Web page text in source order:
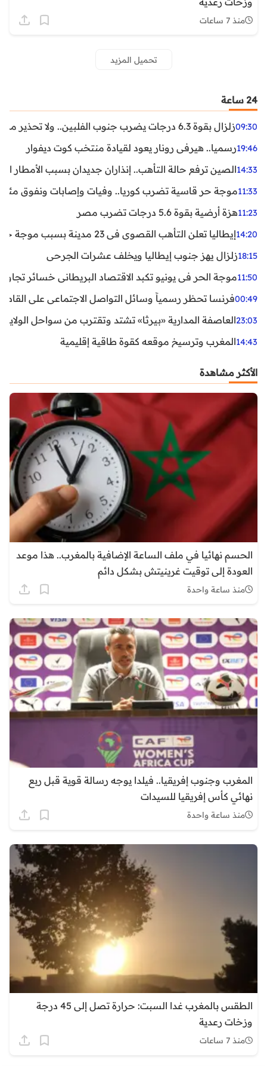
منذ 7 ساعات
تحميل المزيد
24 ساعة
09:30زلزال بقوة 6.3 درجات يضرب جنوب الفلبين.. ولا تحذير من تسونامي حتى الآن
19:46رسميا.. هيرفي رونار يعود لقيادة منتخب كوت ديفوار
14:33الصين ترفع حالة التأهب.. إنذاران جديدان بسبب الأمطار
11:33موجة حر قاسية تضرب كوريا.. وفيات وإصابات ونفوق مئات
11:23هزة أرضية بقوة 5.6 درجات تضرب مصر
14:20إيطاليا تعلن التأهب القصوى في 23 مدينة بسبب موجة حر شديدة
18:15زلزال يهز جنوب إيطاليا ويخلف عشرات الجرحى
11:50موجة الحر في يونيو تكبد الاقتصاد البريطاني خسائر تجاوزت 1.5 مليار
00:49فرنسا تحظر رسمياً وسائل التواصل الاجتماعي على القاصرين
23:03العاصفة المدارية «بيرثا» تشتد وتقترب من سواحل
14:43المغرب وترسيخ موقعه كقوة طاقية إقليمية
الأكثر مشاهدة
الحسم نهائيا في ملف الساعة الإضافية بالمغرب.. هذا موعد
العودة إلى توقيت غرينيتش بشكل دائم
منذ ساعة واحدة
المغرب وجنوب إفريقيا.. فيلدا يوجه رسالة قوية قبل ربع
نهائي كأس إفريقيا للسيدات
منذ ساعة واحدة
الطقس بالمغرب غدا السبت: حرارة تصل إلى 45 درجة
وزخات رعدية
منذ 7 ساعات